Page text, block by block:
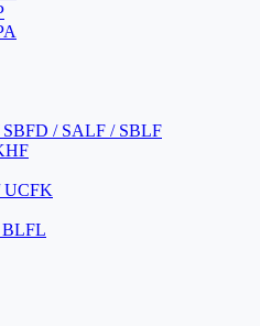
/ SALF / SBLF
UCFK
BLFL